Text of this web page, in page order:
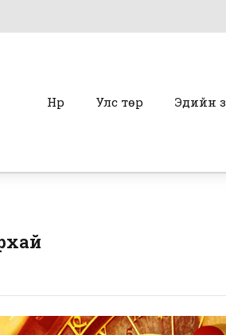
Нүүр Улс төр Эдийн